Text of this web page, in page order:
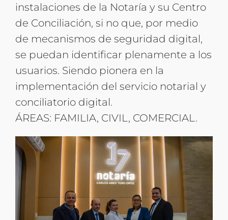
instalaciones de la Notaría y su Centro
de Conciliación, si no que, por medio
de mecanismos de seguridad digital,
se puedan identificar plenamente a los
usuarios. Siendo pionera en la
implementación del servicio notarial y
conciliatorio digital.
ÁREAS: FAMILIA, CIVIL, COMERCIAL.